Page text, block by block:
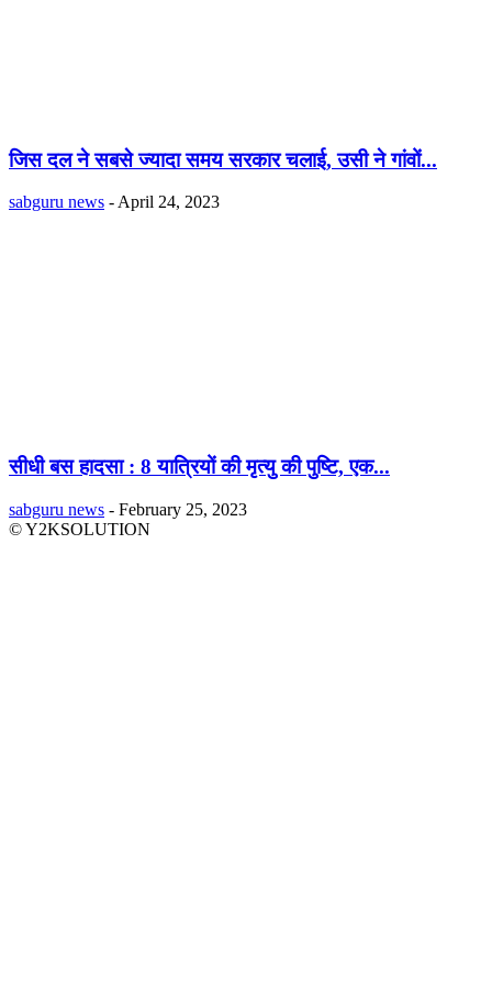
जिस दल ने सबसे ज्यादा समय सरकार चलाई, उसी ने गांवों...
sabguru news - April 24, 2023
सीधी बस हादसा : 8 यात्रियों की मृत्यु की पुष्टि, एक...
sabguru news - February 25, 2023
© Y2KSOLUTION